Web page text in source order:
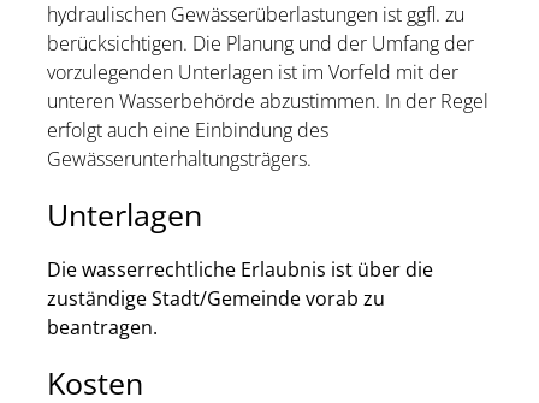
hydraulischen Gewässerüberlastungen ist ggfl. zu
berücksichtigen. Die Planung und der Umfang der
vorzulegenden Unterlagen ist im Vorfeld mit der
unteren Wasserbehörde abzustimmen. In der Regel
erfolgt auch eine Einbindung des
Gewässerunterhaltungsträgers.
Unterlagen
Die wasserrechtliche Erlaubnis ist über die
zuständige Stadt/Gemeinde vorab zu
beantragen.
Kosten